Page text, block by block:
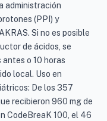
administración
(PPI) y
Si no es posible
de ácidos, se
o 10 horas
local. Uso en
De los 357
recibieron 960 mg de
CodeBreaK 100, el 46